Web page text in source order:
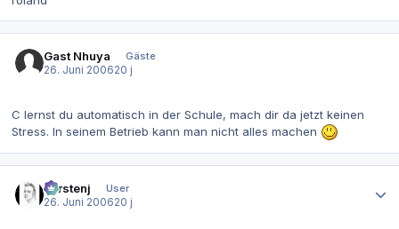
Gast Nhuya
Gäste
26. Juni 200620 j
C lernst du automatisch in der Schule, mach dir da jetzt keinen
Stress. In seinem Betrieb kann man nicht alles machen
carstenj
User
26. Juni 200620 j